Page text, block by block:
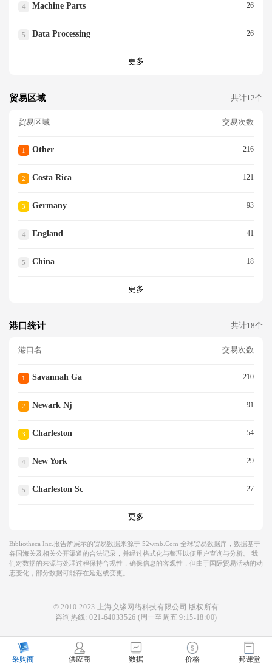
4 Machine Parts 26
5 Data Processing 26
更多
贸易区域 共计12个
贸易区域 交易次数
1 Other 216
2 Costa Rica 121
3 Germany 93
4 England 41
5 China 18
更多
港口统计 共计18个
港口名 交易次数
1 Savannah Ga 210
2 Newark Nj 91
3 Charleston 54
4 New York 29
5 Charleston Sc 27
更多
Bibliotheca Inc.报告所展示的贸易数据来源于 52wmb.com 全球贸易数据库，数据基于
各国海关及相关公开渠道的合法记录，并经过格式化与整理以便用户查询与分析。 我
们对数据的来源与处理过程保持合规性，确保信息的客观性，但由于国际贸易活动的动
态变化，部分数据可能存在延迟或变更。
© 2010-2023 上海义缘网络科技有限公司 版权所有
咨询热线:021-64033526 (周一至周五 9:15-18:00)
采购商 供应商 数据 价格 邦课堂